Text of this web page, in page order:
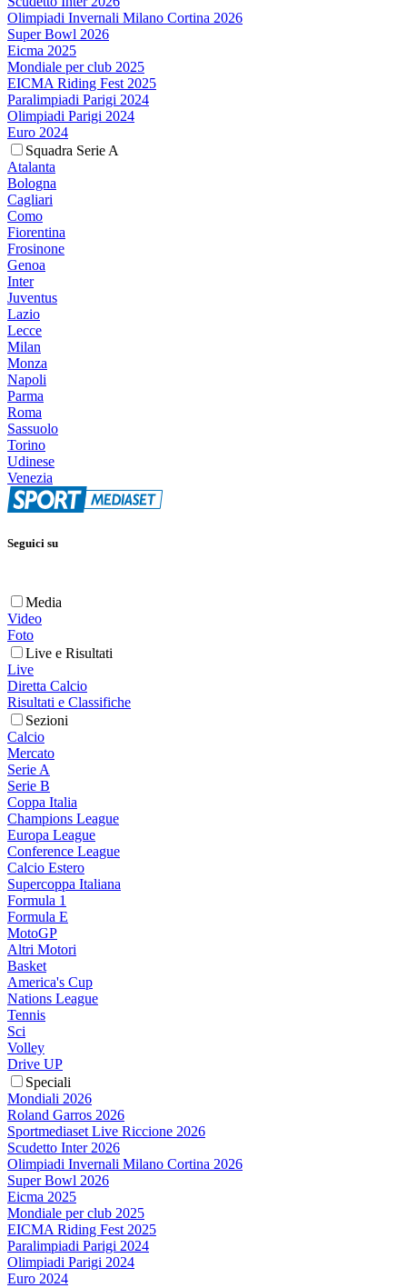
Olimpiadi Invernali Milano Cortina 2026
Super Bowl 2026
Eicma 2025
Mondiale per club 2025
EICMA Riding Fest 2025
Paralimpiadi Parigi 2024
Olimpiadi Parigi 2024
Euro 2024
Squadra Serie A
Atalanta
Bologna
Cagliari
Como
Fiorentina
Frosinone
Genoa
Inter
Juventus
Lazio
Lecce
Milan
Monza
Napoli
Parma
Roma
Sassuolo
Torino
Udinese
Venezia
Seguici su
Media
Video
Foto
Live e Risultati
Live
Diretta Calcio
Risultati e Classifiche
Sezioni
Calcio
Mercato
Serie A
Serie B
Coppa Italia
Champions League
Europa League
Conference League
Calcio Estero
Supercoppa Italiana
Formula 1
Formula E
MotoGP
Altri Motori
Basket
America's Cup
Nations League
Tennis
Sci
Volley
Drive UP
Speciali
Mondiali 2026
Roland Garros 2026
Sportmediaset Live Riccione 2026
Scudetto Inter 2026
Olimpiadi Invernali Milano Cortina 2026
Super Bowl 2026
Eicma 2025
Mondiale per club 2025
EICMA Riding Fest 2025
Paralimpiadi Parigi 2024
Olimpiadi Parigi 2024
Euro 2024